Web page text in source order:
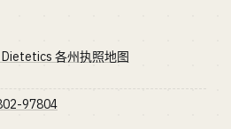
各州执照地图
97804